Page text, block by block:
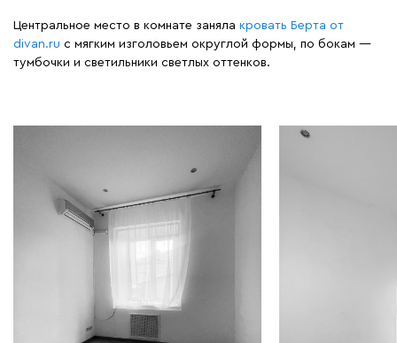
Центральное место в комнате заняла кровать Берта от
divan.ru с мягким изголовьем округлой формы, по бокам —
тумбочки и светильники светлых оттенков.